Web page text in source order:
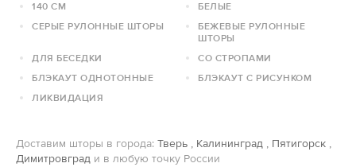
140 СМ
БЕЛЫЕ
СЕРЫЕ РУЛОННЫЕ ШТОРЫ
БЕЖЕВЫЕ РУЛОННЫЕ
ШТОРЫ
ДЛЯ БЕСЕДКИ
СО СТРОПАМИ
БЛЭКАУТ ОДНОТОННЫЕ
БЛЭКАУТ С РИСУНКОМ
ЛИКВИДАЦИЯ
Доставим шторы в города: Тверь , Калининград , Пятигорск ,
Димитровград и в любую точку России